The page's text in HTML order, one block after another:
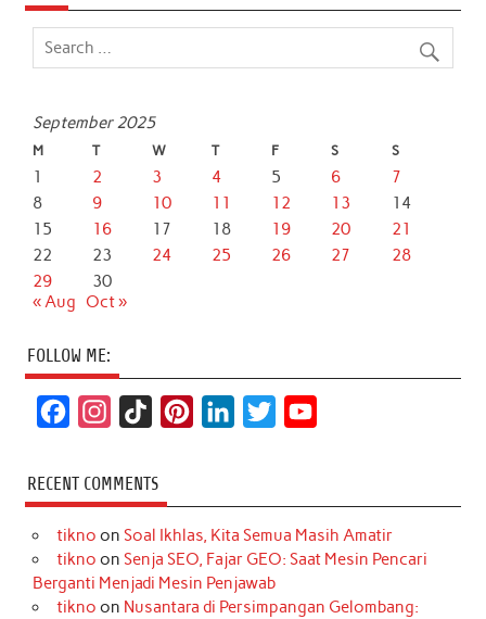
September 2025
M T W T F S S
1 2 3 4 5 6
7
8
9 10 11 12 13
14
15
16 17 18 19 20
21
22
23 24 25 26 27
28
29
30
« Aug
Oct »
FOLLOW ME:
c
e
b
o
s
t
a
r
k
T
o
k
t
e
r
e
k
e
d
I
t
t
r
T
u
e
RECENT COMMENTS
tikno on Soal Ikhlas, Kita Semua Masih Amatir
tikno on Senja SEO, Fajar GEO: Saat Mesin Pencari
Berganti Menjadi Mesin Penjawab
tikno on Nusantara di Persimpangan Gelombang: